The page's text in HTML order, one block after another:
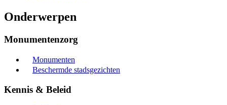
Onderwerpen
Monumentenzorg
Monumenten
Beschermde stadsgezichten
Kennis & Beleid